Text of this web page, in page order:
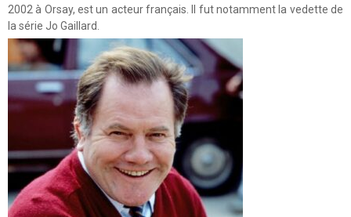
2002 à Orsay, est un acteur français. Il fut notamment la vedette de
la série Jo Gaillard.